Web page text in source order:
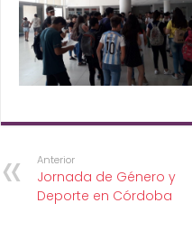
Anterior
Jornada de Género y
Deporte en Córdoba